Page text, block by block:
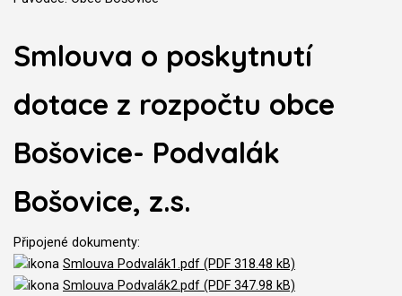
Smlouva o poskytnutí
dotace z rozpočtu obce
Bošovice- Podvalák
Bošovice, z.s.
Připojené dokumenty:
Smlouva Podvalák1.pdf (PDF 318.48 kB)
Smlouva Podvalák2.pdf (PDF 347.98 kB)